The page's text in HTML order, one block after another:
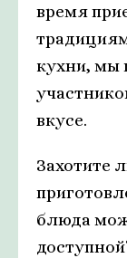
время
кухни, мы
вкусе.
Захотите
блюда